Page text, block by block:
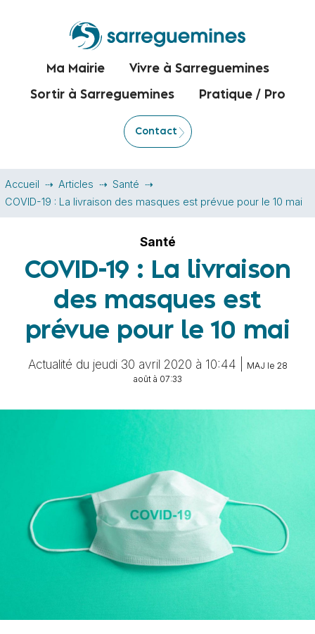
Ma Mairie Vivre à Sarreguemines
Sortir à Sarreguemines Pratique / Pro
Contact
Accueil Articles
Santé
COVID-19 : La livraison des masques est prévue pour le 10 mai
Santé
COVID-19 : La livraison
des masques est
prévue pour le 10 mai
Actualité du jeudi 30 avril 2020 à 10:44 |
MAJ le 28
août à 07:33